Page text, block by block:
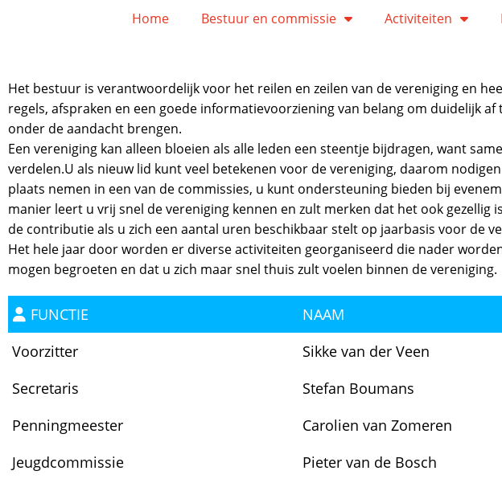
Home Bestuur en commissie Activiteiten
Het bestuur is verantwoordelijk voor het reilen en zeilen van de vereniging en
regels, afspraken en een goede informatievoorziening van belang om duidelijk
onder de aandacht brengen.
Een vereniging kan alleen bloeien als alle leden een steentje bijdragen, want
verdelen.U als nieuw lid kunt veel betekenen voor de vereniging, daarom
plaats nemen in een van de commissies, u kunt ondersteuning bieden bij
manier leert u vrij snel de vereniging kennen en zult merken dat het ook
de contributie als u zich een aantal uren beschikbaar stelt op jaarbasis voor de
Het hele jaar door worden er diverse activiteiten georganiseerd die nader
mogen begroeten en dat u zich maar snel thuis zult voelen binnen de vereniging.
FUNCTIE NAAM
Voorzitter
Sikke van der Veen
Secretaris
Stefan Boumans
Penningmeester
Carolien van Zomeren
Jeugdcommissie
Pieter van de Bosch